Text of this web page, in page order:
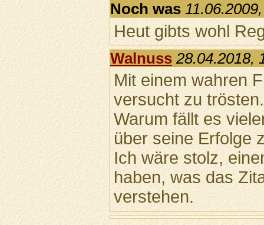
Noch was
Heut gibts wohl
Walnuss 28.04.2018,
Mit einem wahren
versucht zu
Warum fällt es
über seine Erfolge
Ich wäre stolz,
haben, was das
verstehen.